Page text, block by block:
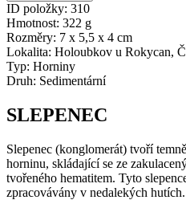
ID položky: 310
Hmotnost: 322 g
Rozměry: 7 x 5,5 x 4 cm
Lokalita: Holoubkov u Rokycan,
Typ: Horniny
Druh: Sedimentární
SLEPENEC
Slepenec (konglomerát) tvoří
horninu, skládající se ze
tvořeného hematitem. Tyto
zpracovávány v nedalekých hutích.